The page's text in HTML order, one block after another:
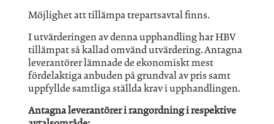
Möjlighet att tillämpa trepartsavtal finns.
I utvärderingen av denna upphandling har HBV
tillämpat så kallad omvänd utvärdering. Antagna
leverantörer lämnade de ekonomiskt mest
fördelaktiga anbuden på grundval av pris samt
uppfyllde samtliga ställda krav i upphandlingen.
Antagna leverantörer i rangordning i respektive